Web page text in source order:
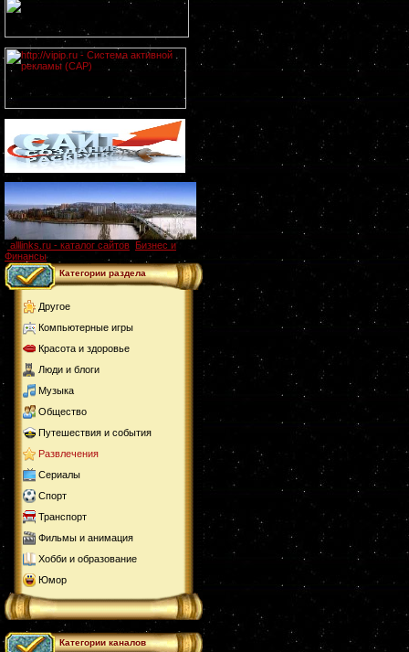
alllinks.ru - каталог сайтов Бизнес и
Финансы
Категории раздела
Другое
Компьютерные игры
Красота и здоровье
Люди и блоги
Музыка
Общество
Путешествия и события
Развлечения
Сериалы
Спорт
Транспорт
Фильмы и анимация
Хобби и образование
Юмор
Категории каналов